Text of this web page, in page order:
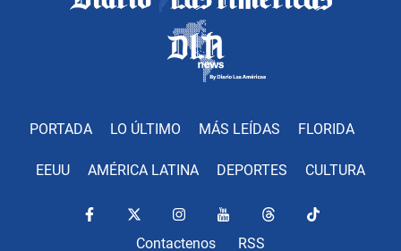
PORTADA LO ÚLTIMO MÁS LEÍDAS FLORIDA
EEUU AMÉRICA LATINA DEPORTES CULTURA
Contactenos RSS